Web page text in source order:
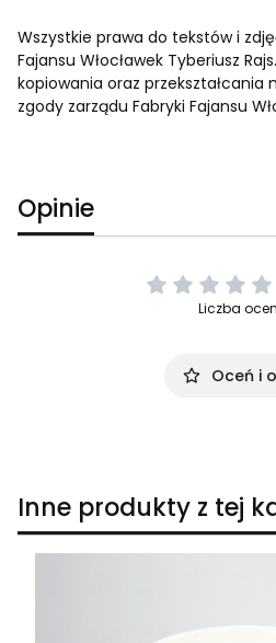
Wszystkie prawa do tekstów i
Fajansu Włocławek Tyberiusz
kopiowania oraz przekształcania
zgody zarządu Fabryki Fajansu
Opinie
Liczba
Oceń i
Inne produkty z tej